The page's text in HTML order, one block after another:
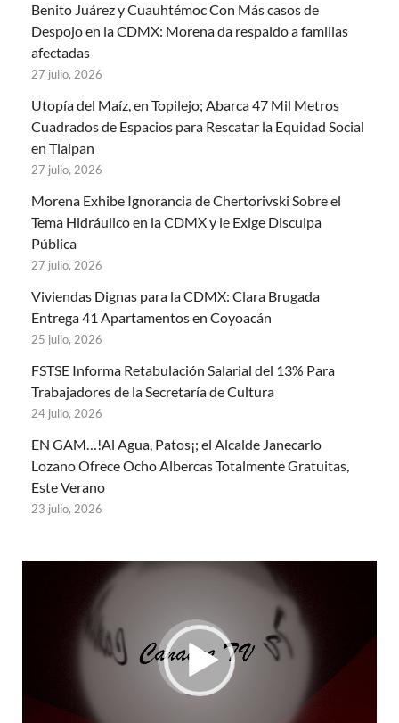
Benito Juárez y Cuauhtémoc Con Más casos de
Despojo en la CDMX: Morena da respaldo a familias
afectadas
27 julio, 2026
Utopía del Maíz, en Topilejo; Abarca 47 Mil Metros
Cuadrados de Espacios para Rescatar la Equidad Social
en Tlalpan
27 julio, 2026
Morena Exhibe Ignorancia de Chertorivski Sobre el
Tema Hidráulico en la CDMX y le Exige Disculpa
Pública
27 julio, 2026
Viviendas Dignas para la CDMX: Clara Brugada
Entrega 41 Apartamentos en Coyoacán
25 julio, 2026
FSTSE Informa Retabulación Salarial del 13% Para
Trabajadores de la Secretaría de Cultura
24 julio, 2026
EN GAM…!Al Agua, Patos¡; el Alcalde Janecarlo
Lozano Ofrece Ocho Albercas Totalmente Gratuitas,
Este Verano
23 julio, 2026